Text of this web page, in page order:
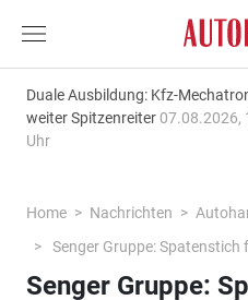
Duale Ausbildung: Kfz-
weiter Spitzenreiter 07.08.2026,
Uhr
Home Nachrichten
Senger Gruppe:
Senger Gruppe: